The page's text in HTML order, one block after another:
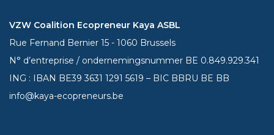
VZW Coalition Ecopreneur Kaya ASBL
Rue Fernand Bernier 15 - 1060 Brussels
N° d’entreprise / ondernemingsnummer BE 0.849.929.341
ING : IBAN BE393631 1291 5619 – BIC BBRU BE BB
info@kaya-ecopreneurs.be